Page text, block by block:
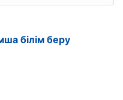
білім беру